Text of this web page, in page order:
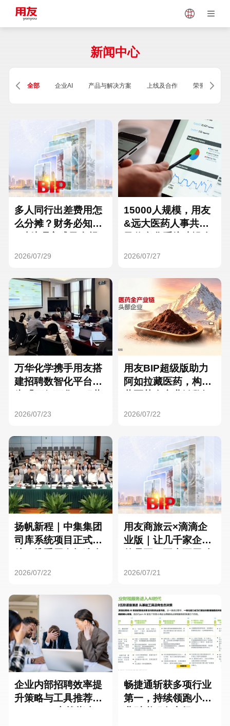
Vietnam
Singapore Malaysia
Thailand
Turkey
Hungary Mexico
Hong Kong Macau
新闻中心
全部 企业AI 产品与解决方案 上线及合作 荣誉及资质
多人同行出差费用怎
么分摊？财务必知的
2026/07/29
15000人规模，用友
&远大医药人事共享
2026/07/27
万华化学携手用友搭
建招聘数智化平台，
2026/07/23
用友BIP超级版助力
阿如拉藏医药，构建
2026/07/22
扬帆新程｜中集集团
司库系统项目正式启
2026/07/22
用友商旅云×滴滴企
业版｜让几千家企业
2026/07/21
企业内部招聘效率提
升策略与工具推荐：
畅捷通斩获多项行业
第一，持续领跑小微